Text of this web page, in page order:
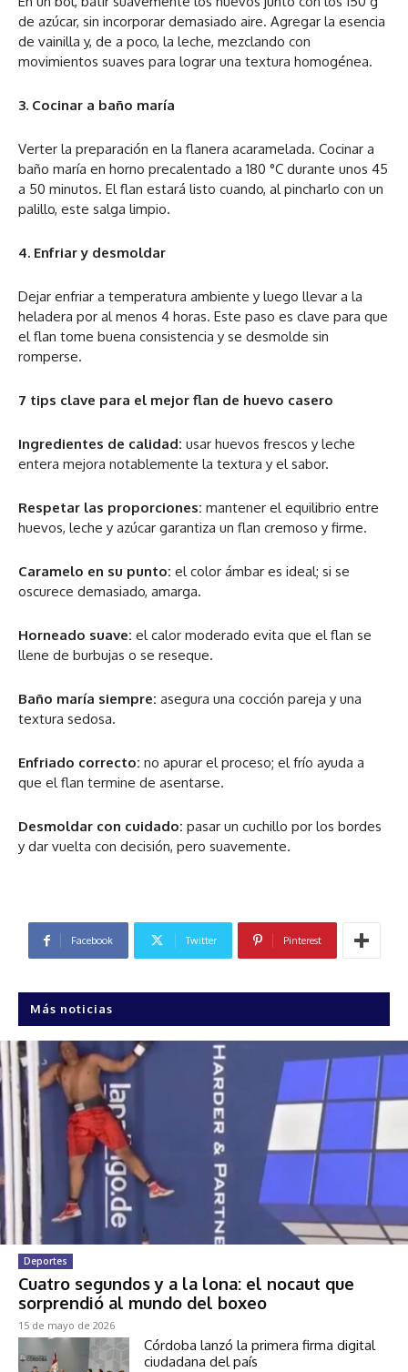
de azúcar, sin incorporar demasiado aire. Agregar la esencia
de vainilla y, de a poco, la leche, mezclando con
movimientos suaves para lograr una textura homogénea.
3. Cocinar a baño maría
Verter la preparación en la flanera acaramelada. Cocinar a
baño maría en horno precalentado a 180 °C durante unos 45
a 50 minutos. El flan estará listo cuando, al pincharlo con un
palillo, este salga limpio.
4. Enfriar y desmoldar
Dejar enfriar a temperatura ambiente y luego llevar a la
heladera por al menos 4 horas. Este paso es clave para que
el flan tome buena consistencia y se desmolde sin
romperse.
7 tips clave para el mejor flan de huevo casero
Ingredientes de calidad: usar huevos frescos y leche
entera mejora notablemente la textura y el sabor.
Respetar las proporciones: mantener el equilibrio entre
huevos, leche y azúcar garantiza un flan cremoso y firme.
Caramelo en su punto: el color ámbar es ideal; si se
oscurece demasiado, amarga.
Horneado suave: el calor moderado evita que el flan se
llene de burbujas o se reseque.
Baño maría siempre: asegura una cocción pareja y una
textura sedosa.
Enfriado correcto: no apurar el proceso; el frío ayuda a
que el flan termine de asentarse.
Desmoldar con cuidado: pasar un cuchillo por los bordes
y dar vuelta con decisión, pero suavemente.
Facebook Twitter Pinterest
Más noticias
Deportes
Cuatro segundos y a la lona: el nocaut que
sorprendió al mundo del boxeo
15 de mayo de 2026
Córdoba lanzó la primera firma digital
ciudadana del país